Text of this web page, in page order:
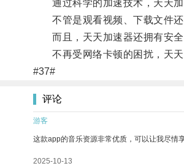
通过科学的加速技术，天天加
不管是观看视频、下载文件还
而且，天天加速器还拥有安全
不再受网络卡顿的困扰，天天
#37#
评论
游客
这款app的音乐资源非常优质，可以让我尽情
2025-10-13